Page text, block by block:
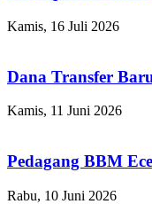
Kamis, 16 Juli 2026
Dana Transfer
Kamis, 11 Juni 2026
Pedagang BBM
Rabu, 10 Juni 2026